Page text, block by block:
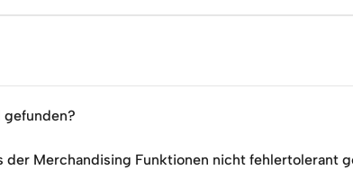
der Merchandising Funktionen nicht fehlertolerant